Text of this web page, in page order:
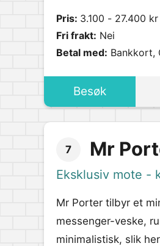
Pris: 3.100 - 27.400 kr
Fri frakt: Nei
Betal med: Bankkort,
Besøk
7 Mr
Eksklusiv mote -
Mr Porter tilbyr et
messenger-veske,
minimalistisk, slik